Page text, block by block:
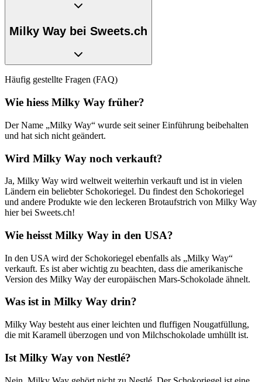
Milky Way bei Sweets.ch
Als führender Schweizer Online-Shop für exklusive Süssigkeiten,
Köstlichkeiten mit dem Geschmack von Milky Way an. Da wäre als
Milky Way Brotaufstrich
Milky Way aufs Frühstücks-, Znüni- und Zvieribrot. Der Clou
dabei: das Glas ist in zwei Teile unterteilt. Auf der einen Seite
befindet sich die Milchcrème. Auf der anderen Seite die
Schokocrème. So können die beiden Crèmes nach Lust und Laune
aus dem Glas genommen und aufs Brot geschmiert werden. Und
Crème im Glas? Sprich: Die linke Seite des Brotes mit Milchcrème
und die rechte Seite des Brotes mit Schokocrème versehen.
Daneben bietet der Milky Way Brotaufstrich viele weitere
Möglichkeiten für kreativen Genuss. So gibt es zum Beispiel Milky-
zweite Scheibe Brot mit Schokoladencrème bestreichen und dann
andere Fans von Milky Way nehmen mit dem Löffel oder mit dem
Messer eine Portion Frühstückscrème aus dem Glas, geben die
Masse auf den Teller und vermischen die beiden Crèmes zu einem
drei Genussvarianten: Milchcrème, Schokocrème und ein
Auch das zweite Produkt von Milky Way im Shop von Sweets.ch
versüsst das Frühstück: «Milky Way magic stars Hot Chocolate
ein Pulver, mit dem sich im Handumdrehen eine leckere Milch mit
dem Geschmack von Milky Way zubereiten lässt. Die süssen
Häufig gestellte Fragen (FAQ)
Wie hiess Milky Way früher?
Der Name „Milky Way“ wurde seit seiner Einführung beibehalten
und hat sich nicht geändert.
Wird Milky Way noch verkauft?
Ja, Milky Way wird weltweit weiterhin verkauft und ist in vielen
Ländern ein beliebter Schokoriegel. Du findest den Schokoriegel
und andere Produkte wie den leckeren Brotaufstrich von Milky Way
hier bei Sweets.ch!
Wie heisst Milky Way in den USA?
In den USA wird der Schokoriegel ebenfalls als „Milky Way“
verkauft. Es ist aber wichtig zu beachten, dass die amerikanische
Version des Milky Way der europäischen Mars-Schokolade ähnelt.
Was ist in Milky Way drin?
Milky Way besteht aus einer leichten und fluffigen Nougatfüllung,
die mit Karamell überzogen und von Milchschokolade umhüllt ist.
Ist Milky Way von Nestlé?